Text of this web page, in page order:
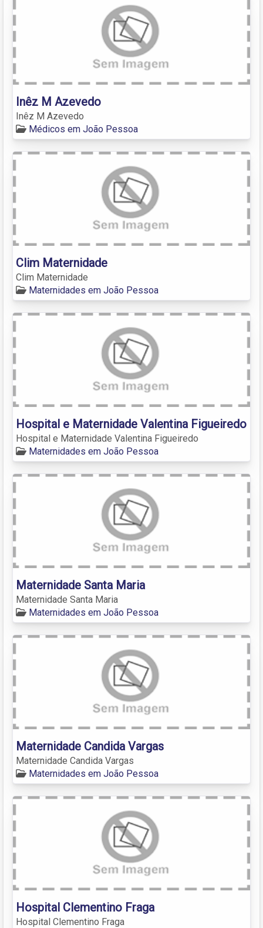
Inêz M Azevedo
Inêz M Azevedo
Médicos em João Pessoa
Clim Maternidade
Clim Maternidade
Maternidades em João Pessoa
Hospital e Maternidade Valentina Figueiredo
Hospital e Maternidade Valentina Figueiredo
Maternidades em João Pessoa
Maternidade Santa Maria
Maternidade Santa Maria
Maternidades em João Pessoa
Maternidade Candida Vargas
Maternidade Candida Vargas
Maternidades em João Pessoa
Hospital Clementino Fraga
Hospital Clementino Fraga